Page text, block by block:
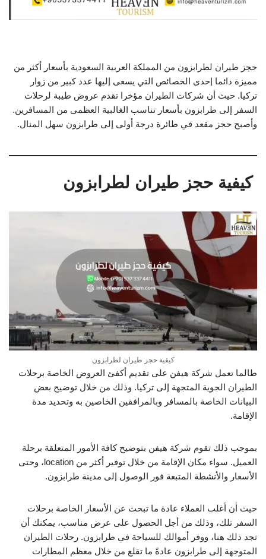
حجز طيران لطرابزون من المملكة العربية السعودية بأسعار أكثر من
مميزة دائما إحدى الخصائص التي يسعى إليها عدد كبير من زوار
تركيا. حيث أن شركات الطيران مؤخرا تقدم عروض طيبة لرحلات
السفر إلى طرابزون بأسعار تناسب الغالبية العظمى من المسافرين.
وأصبح حجز مقعد في طائرة درجة أولى إلى طرابزون سهل المنال.
كيفية حجز طيران لطرابزون
كيفية حجز طيران لطرابزون
طالما تعمل شركة هيفن على تقديم أكفئ العروض الخاصة برحلات
الطيران الجوية المتجهة إلى تركيا. وذلك من خلال توضيح بعض
البيانات الخاصة بالمسافر وبالمرافقين الخاصين به وتحديد مدة
الإقامة.
بموجب ذلك تقوم شركة هيفن بتوضيح كافة الأمور المتعلقة برحلة
العميل. سواء مكان الإقامة من خلال توفير أكثر من location، وحتى
الأسعار والأنشطة المتبعة فور الوصول إلى مدينة طرابزون.
حيث أن أغلب العملاء عادة ما تبحث عن الأسعار الخاصة برحلات
السفر تلك، وذلك من أجل الحصول على عرض مناسب، يمكنك أن
تجد ذلك هنا، ووفر أموالك للسياحة في طرابزون. رحلات الطيران
المتوجهة إلى طرابزون عادةً ما تقلع من خلال معظم المطارات